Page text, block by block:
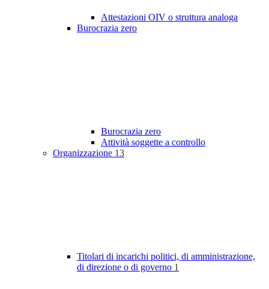
Attestazioni OIV o struttura analoga
Burocrazia zero
Burocrazia zero
Attività soggette a controllo
Organizzazione 13
Titolari di incarichi politici, di amministrazione,
di direzione o di governo 1